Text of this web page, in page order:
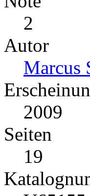
2
Autor
Marcus
2009
Seiten
19